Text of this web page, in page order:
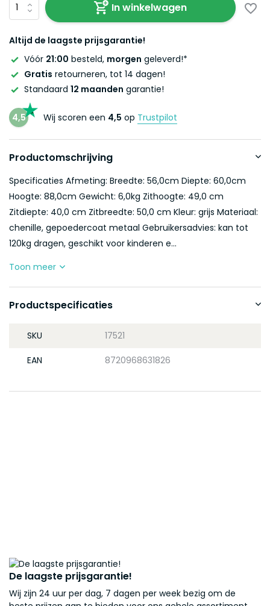
In winkelwagen
Altijd de laagste prijsgarantie!
Vóór 21:00 besteld, morgen geleverd!*
Gratis retourneren, tot 14 dagen!
Standaard 12 maanden garantie!
4,5 Wij scoren een 4,5 op Trustpilot
Productomschrijving
Specificaties Afmeting: Breedte: 56,0cm Diepte: 60,0cm
Hoogte: 88,0cm Gewicht: 6,0kg Zithoogte: 49,0 cm
Zitdiepte: 40,0 cm Zitbreedte: 50,0 cm Kleur: grijs Materiaal:
chenille, gepoedercoat metaal Gebruikersadvies: kan tot
120kg dragen, geschikt voor kinderen e...
Toon meer
Productspecificaties
SKU 17521
EAN 8720968631826
De laagste prijsgarantie!
Wij zijn 24 uur per dag, 7 dagen per week bezig om de